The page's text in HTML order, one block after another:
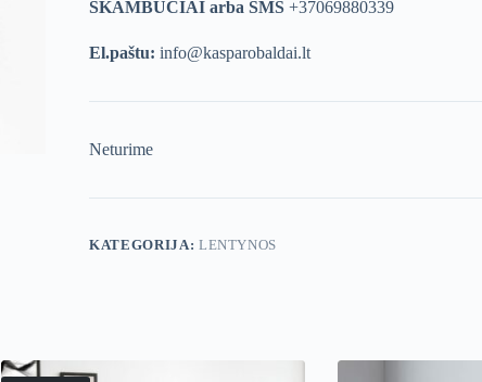
SKAMBUČIAI arba SMS +37069880339
El.paštu: info@kasparobaldai.lt
Neturime
KATEGORIJA: LENTYNOS